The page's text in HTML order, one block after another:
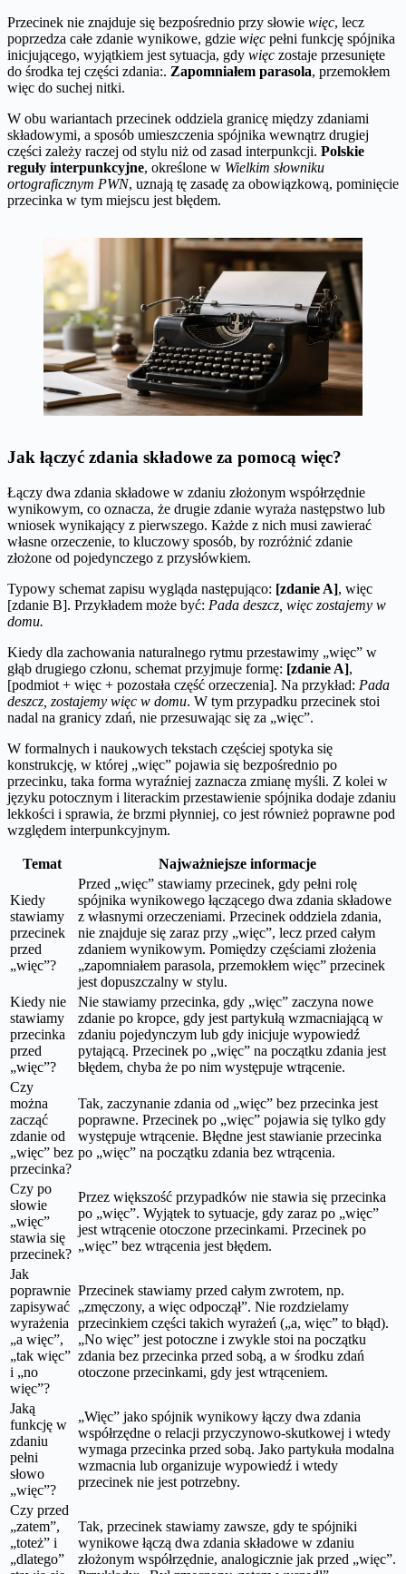
Przecinek nie znajduje się bezpośrednio przy słowie więc, lecz
poprzedza całe zdanie wynikowe, gdzie więc pełni funkcję spójnika
inicjującego, wyjątkiem jest sytuacja, gdy więc zostaje przesunięte
do środka tej części zdania:. Zapomniałem parasola, przemokłem
więc do suchej nitki.
W obu wariantach przecinek oddziela granicę między zdaniami
składowymi, a sposób umieszczenia spójnika wewnątrz drugiej
części zależy raczej od stylu niż od zasad interpunkcji. Polskie
reguły interpunkcyjne, określone w Wielkim słowniku
ortograficznym PWN, uznają tę zasadę za obowiązkową, pominięcie
przecinka w tym miejscu jest błędem.
Jak łączyć zdania składowe za pomocą więc?
Łączy dwa zdania składowe w zdaniu złożonym współrzędnie
wynikowym, co oznacza, że drugie zdanie wyraża następstwo lub
wniosek wynikający z pierwszego. Każde z nich musi zawierać
własne orzeczenie, to kluczowy sposób, by rozróżnić zdanie
złożone od pojedynczego z przysłówkiem.
Typowy schemat zapisu wygląda następująco: [zdanie A], więc
[zdanie B]. Przykładem może być: Pada deszcz, więc zostajemy w
domu.
Kiedy dla zachowania naturalnego rytmu przestawimy „więc” w
głąb drugiego członu, schemat przyjmuje formę: [zdanie A],
[podmiot + więc + pozostała część orzeczenia]. Na przykład: Pada
deszcz, zostajemy więc w domu. W tym przypadku przecinek stoi
nadal na granicy zdań, nie przesuwając się za „więc”.
W formalnych i naukowych tekstach częściej spotyka się
konstrukcję, w której „więc” pojawia się bezpośrednio po
przecinku, taka forma wyraźniej zaznacza zmianę myśli. Z kolei w
języku potocznym i literackim przestawienie spójnika dodaje zdaniu
lekkości i sprawia, że brzmi płynniej, co jest również poprawne pod
względem interpunkcyjnym.
Temat Najważniejsze informacje
Kiedy
stawiamy
przecinek
przed
„więc”?
Przed „więc” stawiamy przecinek, gdy pełni rolę
spójnika wynikowego łączącego dwa zdania składowe
z własnymi orzeczeniami. Przecinek oddziela zdania,
nie znajduje się zaraz przy „więc”, lecz przed całym
zdaniem wynikowym. Pomiędzy częściami złożenia
„zapomniałem parasola, przemokłem więc” przecinek
jest dopuszczalny w stylu.
Kiedy nie
stawiamy
przecinka
przed
„więc”?
Nie stawiamy przecinka, gdy „więc” zaczyna nowe
zdanie po kropce, gdy jest partykułą wzmacniającą w
zdaniu pojedynczym lub gdy inicjuje wypowiedź
pytającą. Przecinek po „więc” na początku zdania jest
błędem, chyba że po nim występuje wtrącenie.
Czy
można
zacząć
zdanie od
„więc” bez
przecinka?
Tak, zaczynanie zdania od „więc” bez przecinka jest
poprawne. Przecinek po „więc” pojawia się tylko gdy
występuje wtrącenie. Błędne jest stawianie przecinka
po „więc” na początku zdania bez wtrącenia.
Czy po
słowie
„więc”
stawia się
przecinek?
Przez większość przypadków nie stawia się przecinka
po „więc”. Wyjątek to sytuacje, gdy zaraz po „więc”
jest wtrącenie otoczone przecinkami. Przecinek po
„więc” bez wtrącenia jest błędem.
Jak
poprawnie
zapisywać
wyrażenia
„a więc”,
„tak więc”
i „no
więc”?
Przecinek stawiamy przed całym zwrotem, np.
„zmęczony, a więc odpoczął”. Nie rozdzielamy
przecinkiem części takich wyrażeń („a, więc” to błąd).
„No więc” jest potoczne i zwykle stoi na początku
zdania bez przecinka przed sobą, a w środku zdań
otoczone przecinkami, gdy jest wtrąceniem.
Jaką
funkcję w
zdaniu
pełni
słowo
„więc”?
„Więc” jako spójnik wynikowy łączy dwa zdania
współrzędne o relacji przyczynowo-skutkowej i wtedy
wymaga przecinka przed sobą. Jako partykuła modalna
wzmacnia lub organizuje wypowiedź i wtedy
przecinek nie jest potrzebny.
Czy przed
„zatem”,
„toteż” i
„dlatego”
Tak, przecinek stawiamy zawsze, gdy te spójniki
wynikowe łączą dwa zdania składowe w zdaniu
złożonym współrzędnie, analogicznie jak przed „więc”.